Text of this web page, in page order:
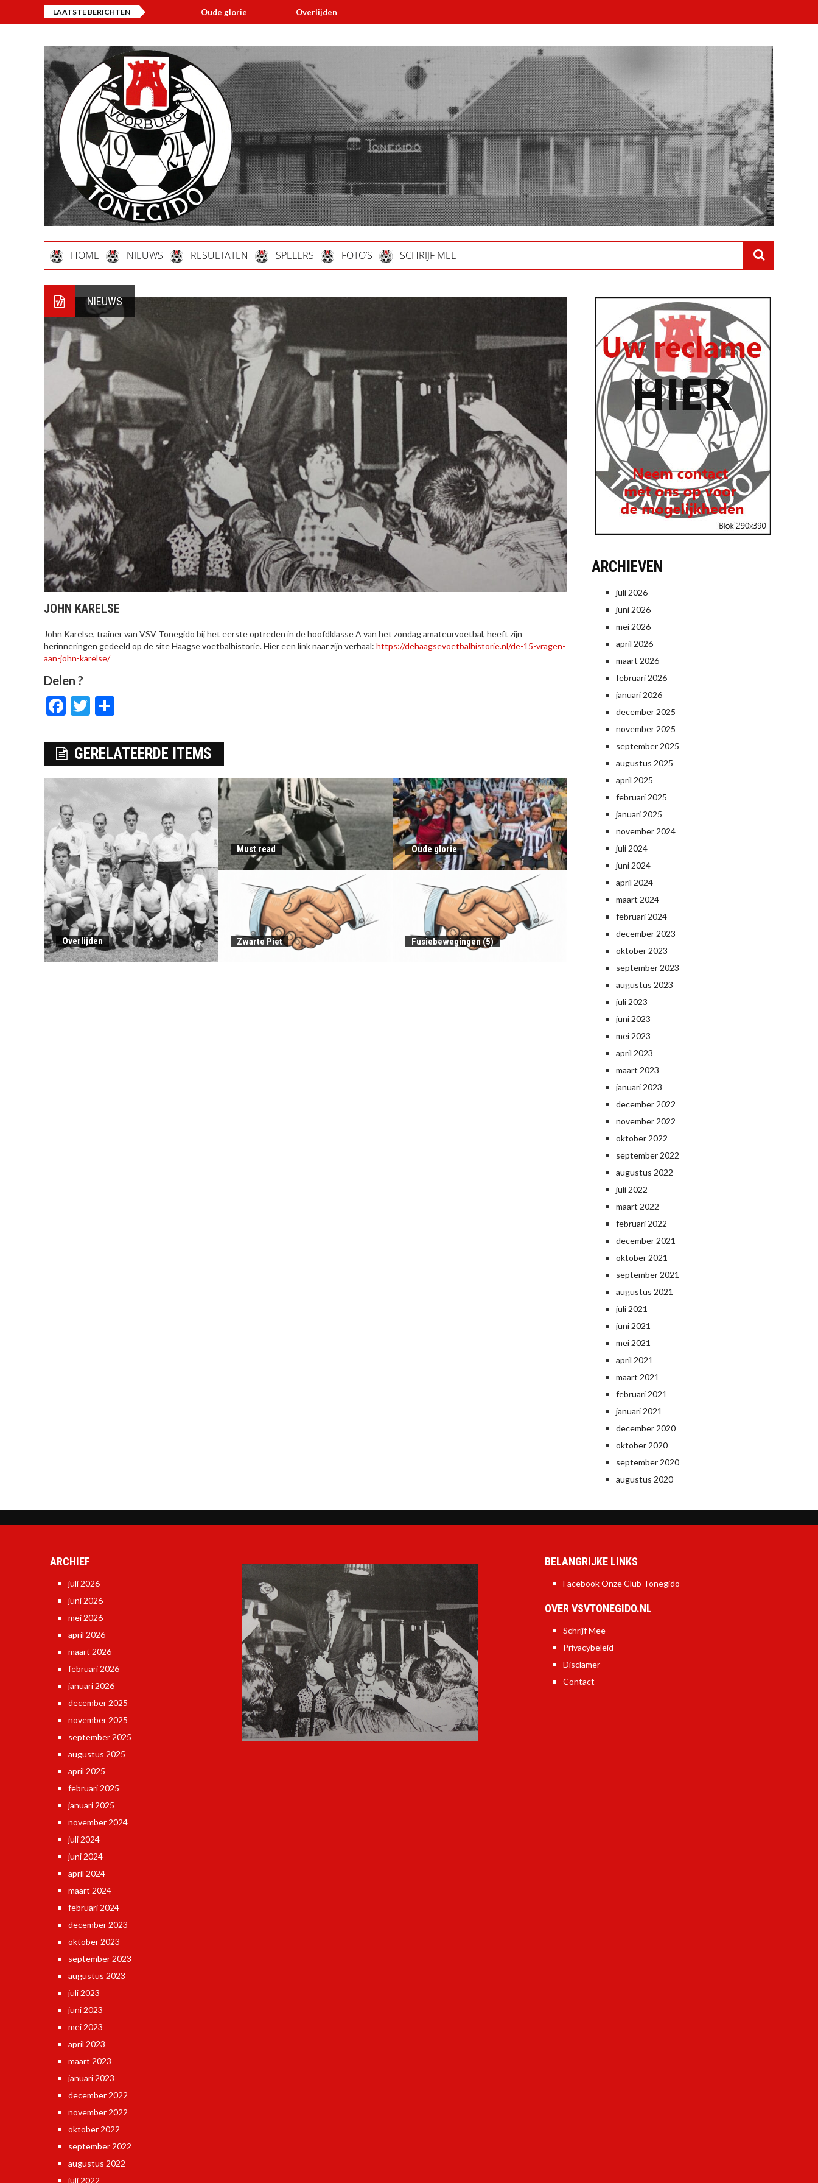
LAATSTE BERICHTEN Oude glorie
HOME NIEUWS RESULTATEN SPELERS FOTO’S SCHRIJF MEE
NIEUWS
JOHN KARELSE
John Karelse, trainer van VSV Tonegido bij het eerste optreden in de hoofdklasse A van het zondag amateurvoetbal, heeft zijn
herinneringen gedeeld op de site Haagse voetbalhistorie. Hier een link naar zijn verhaal: https://dehaagsevoetbalhistorie.nl/de-15-vragen-
aan-john-karelse/
Delen ?
Facebook
Twitter
GERELATEERDE ITEMS
Overlijden
Must read Oude glorie
Zwarte Piet Fusiebewegingen (5)
ARCHIEVEN
juli 2026
juni 2026
mei 2026
april 2026
maart 2026
februari 2026
januari 2026
december 2025
november 2025
september 2025
augustus 2025
april 2025
februari 2025
januari 2025
november 2024
juli 2024
juni 2024
april 2024
maart 2024
februari 2024
december 2023
oktober 2023
september 2023
augustus 2023
juli 2023
juni 2023
mei 2023
april 2023
maart 2023
januari 2023
december 2022
november 2022
oktober 2022
september 2022
augustus 2022
juli 2022
maart 2022
februari 2022
december 2021
oktober 2021
september 2021
augustus 2021
juli 2021
juni 2021
mei 2021
april 2021
maart 2021
februari 2021
januari 2021
december 2020
oktober 2020
september 2020
augustus 2020
ARCHIEF
juli 2026
juni 2026
mei 2026
april 2026
maart 2026
februari 2026
januari 2026
december 2025
november 2025
september 2025
augustus 2025
april 2025
februari 2025
januari 2025
november 2024
juli 2024
juni 2024
april 2024
maart 2024
februari 2024
december 2023
oktober 2023
september 2023
augustus 2023
juli 2023
juni 2023
mei 2023
april 2023
maart 2023
januari 2023
december 2022
november 2022
oktober 2022
september 2022
augustus 2022
juli 2022
BELANGRIJKE LINKS
Facebook Onze Club Tonegido
OVER VSVTONEGIDO.NL
Schrijf Mee
Privacybeleid
Disclamer
Contact